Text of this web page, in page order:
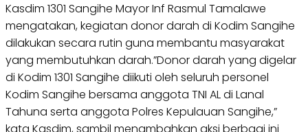
Kasdim 1301 Sangihe Mayor Inf Rasmul Tamalawe
mengatakan, kegiatan donor darah di Kodim Sangihe
dilakukan secara rutin guna membantu masyarakat
yang membutuhkan darah.”Donor darah yang digelar
di Kodim 1301 Sangihe diikuti oleh seluruh personel
Kodim Sangihe bersama anggota TNI AL di Lanal
Tahuna serta anggota Polres Kepulauan Sangihe,”